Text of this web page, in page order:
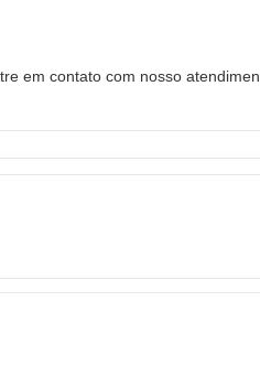
em contato com nosso